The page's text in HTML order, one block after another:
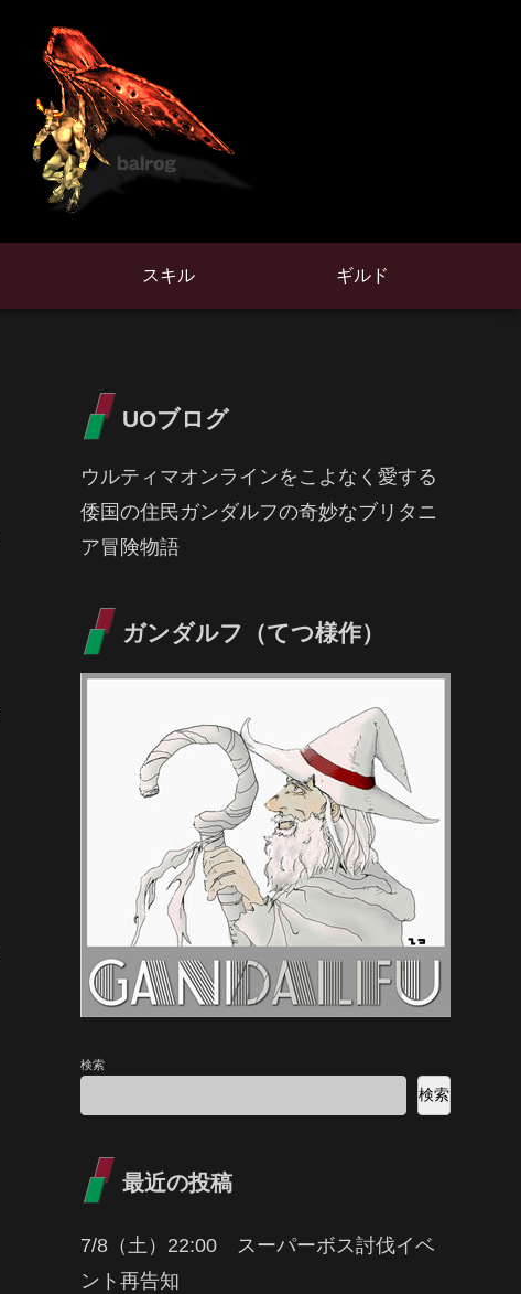
スキル ギルド
UOブログ
ウルティマオンラインをこよなく愛する
倭国の住民ガンダルフの奇妙なブリタニ
ア冒険物語
ガンダルフ（てつ様作）
検索
検索
最近の投稿
7/8（土）22:00 スーパーボス討伐イベ
ント再告知